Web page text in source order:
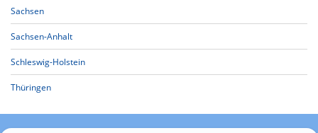
Sachsen
Sachsen-Anhalt
Schleswig-Holstein
Thüringen